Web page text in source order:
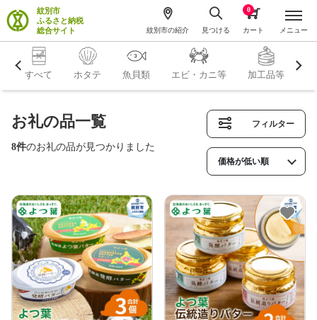
紋別市
ふるさと納税
総合サイト
紋別市の紹介 見つける カート
0
メニュー
すべて ホタテ 魚貝類 エビ・カニ等 加工品等
お礼の品一覧
8件のお礼の品が見つかりました
フィルター